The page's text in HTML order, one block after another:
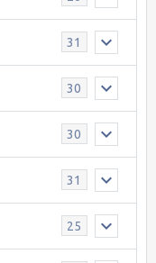
31
30
30
31
25